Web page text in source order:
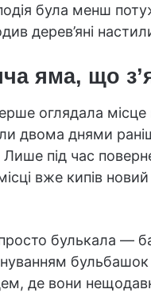
була менш
дерев’яні
яма, що
оглядала
двома днями
під час
вже кипів
булькала —
де вони